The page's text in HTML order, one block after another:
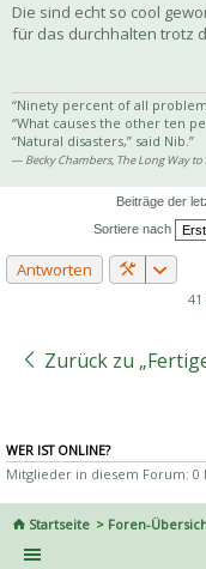
Die sind echt so cool
für das durchhalten trotz
“Ninety percent of all
“What causes the other ten
“Natural disasters,” said Nib.”
― Becky Chambers, The Long Way to
Beiträge der
Sortiere nach
Antworten
Zurück zu
WER IST ONLINE?
Mitglieder in diesem Forum: 0
Startseite Foren-